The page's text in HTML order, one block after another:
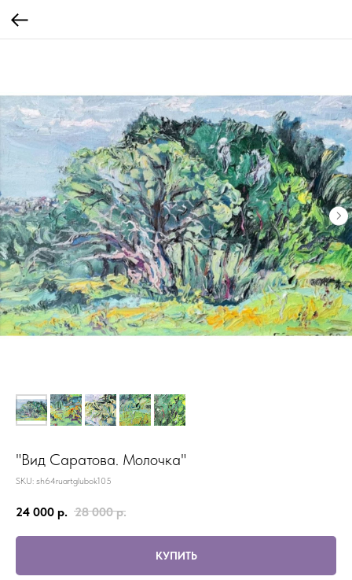
"Вид Саратова. Молочка"
SKU: sh64ruartglubok105
24 000 р. 28 000 р.
КУПИТЬ